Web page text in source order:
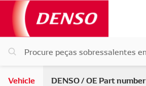
Vehicle DENSO / OE Part number